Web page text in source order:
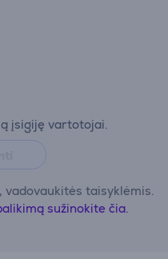
įsigiję vartotojai.
taisyklėmis.
sužinokite čia.